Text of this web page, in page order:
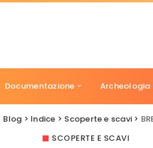
Documentazione Archeologia
Blog > Indice > Scoperte e scavi >
SCOPERTE E SCAVI